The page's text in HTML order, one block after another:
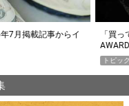
2026上半期
薄着
PR